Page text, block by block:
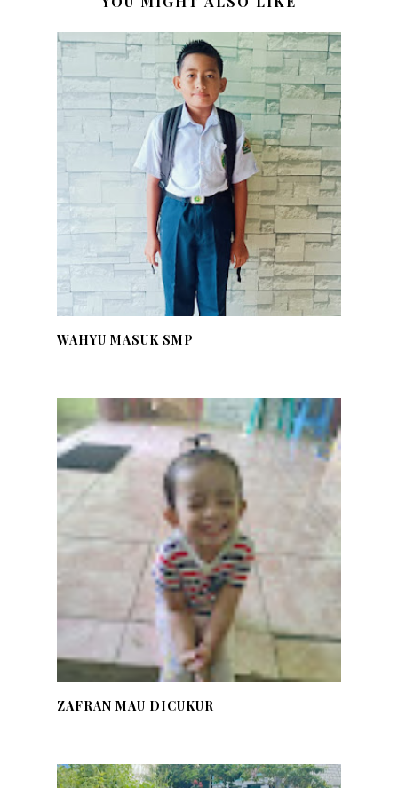
WAHYU MASUK SMP
ZAFRAN MAU DICUKUR